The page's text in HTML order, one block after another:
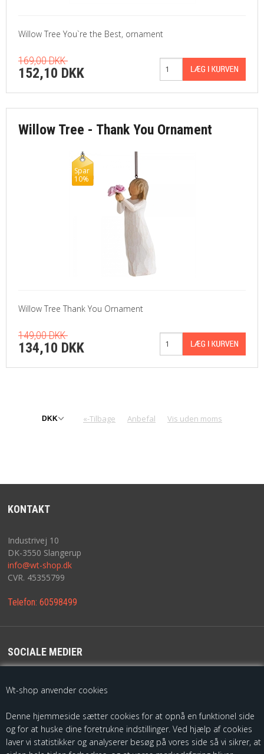
Wt-shop anvender cookies
Denne hjemmeside sætter cookies for at opnå en funktionel side
og for at huske dine foretrukne indstillinger. Ved hjælp af cookies
laver vi statistikker og analyserer besøg på vores side så vi sikrer, at
Willow Tree You`re the Best, ornament
169,00 DKK
152,10 DKK
Willow Tree - Thank You Ornament
Spar
10%
Willow Tree Thank You Ornament
149,00 DKK
134,10 DKK
«-Tilbage Anbefal Vis uden moms
KONTAKT
Industrivej 10
DK-3550 Slangerup
info@wt-shop.dk
CVR. 45355799
Telefon: 60598499
SOCIALE MEDIER